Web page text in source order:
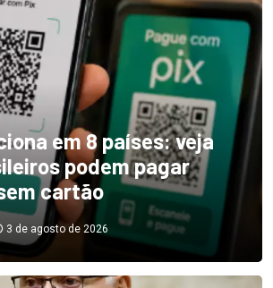
em 8 países: veja
podem pagar
cartão
3 de agosto de 2026